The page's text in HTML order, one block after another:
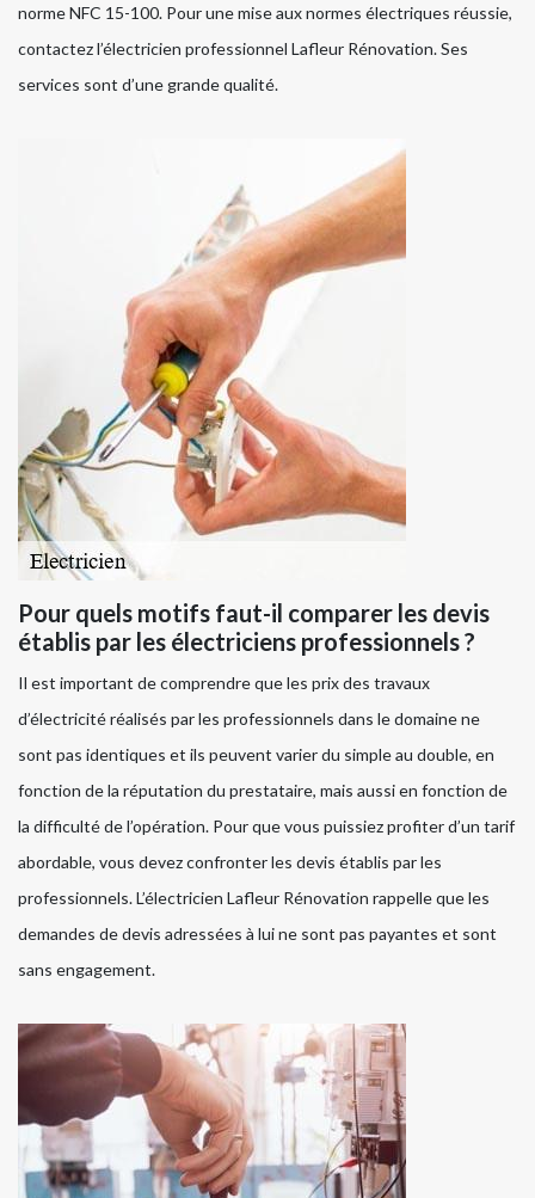
norme NFC 15-100. Pour une mise aux normes électriques réussie,
contactez l’électricien professionnel Lafleur Rénovation. Ses
services sont d’une grande qualité.
Pour quels motifs faut-il comparer les devis
établis par les électriciens professionnels ?
Il est important de comprendre que les prix des travaux
d’électricité réalisés par les professionnels dans le domaine ne
sont pas identiques et ils peuvent varier du simple au double, en
fonction de la réputation du prestataire, mais aussi en fonction de
la difficulté de l’opération. Pour que vous puissiez profiter d’un tarif
abordable, vous devez confronter les devis établis par les
professionnels. L’électricien Lafleur Rénovation rappelle que les
demandes de devis adressées à lui ne sont pas payantes et sont
sans engagement.